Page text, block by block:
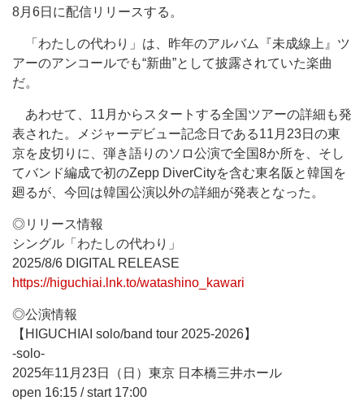
8月6日に配信リリースする。
「わたしの代わり」は、昨年のアルバム『未成線上』ツ
アーのアンコールでも“新曲”として披露されていた楽曲
だ。
あわせて、11月からスタートする全国ツアーの詳細も発
表された。メジャーデビュー記念日である11月23日の東
京を皮切りに、弾き語りのソロ公演で全国8か所を、そし
てバンド編成で初のZepp DiverCityを含む東名阪と韓国を
廻るが、今回は韓国公演以外の詳細が発表となった。
◎リリース情報
シングル「わたしの代わり」
2025/8/6 DIGITAL RELEASE
https://higuchiai.lnk.to/watashino_kawari
◎公演情報
【HIGUCHIAI solo/band tour 2025-2026】
-solo-
2025年11月23日（日）東京 日本橋三井ホール
open 16:15 / start 17:00